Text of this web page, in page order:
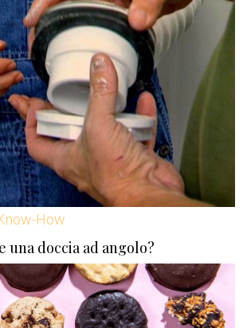
How
una doccia ad angolo?